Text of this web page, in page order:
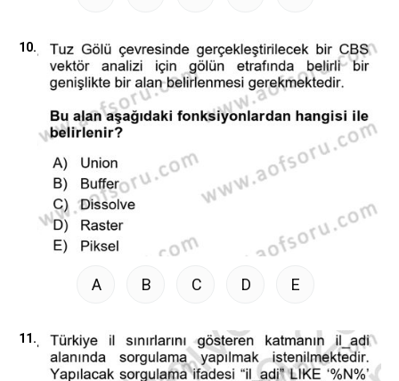
10.
A B C D E
11.